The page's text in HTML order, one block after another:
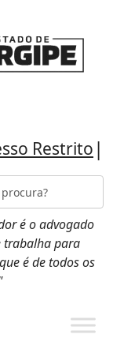
Restrito |
é o advogado
trabalha para
é de todos os